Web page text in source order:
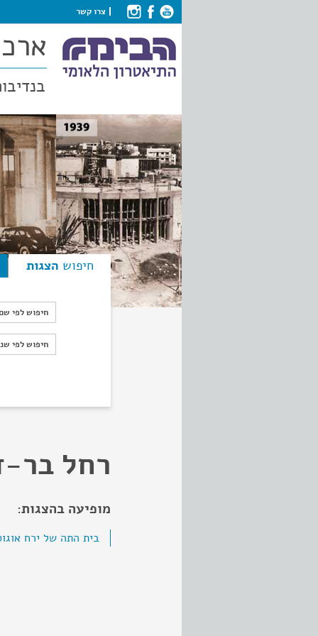
צרו קשר
חיפוש הצגות
חיפוש לפי
חיפוש לפי
חיפוש לפי
רחל בר-
מופיעה בהצגות:
בית התה של ירח